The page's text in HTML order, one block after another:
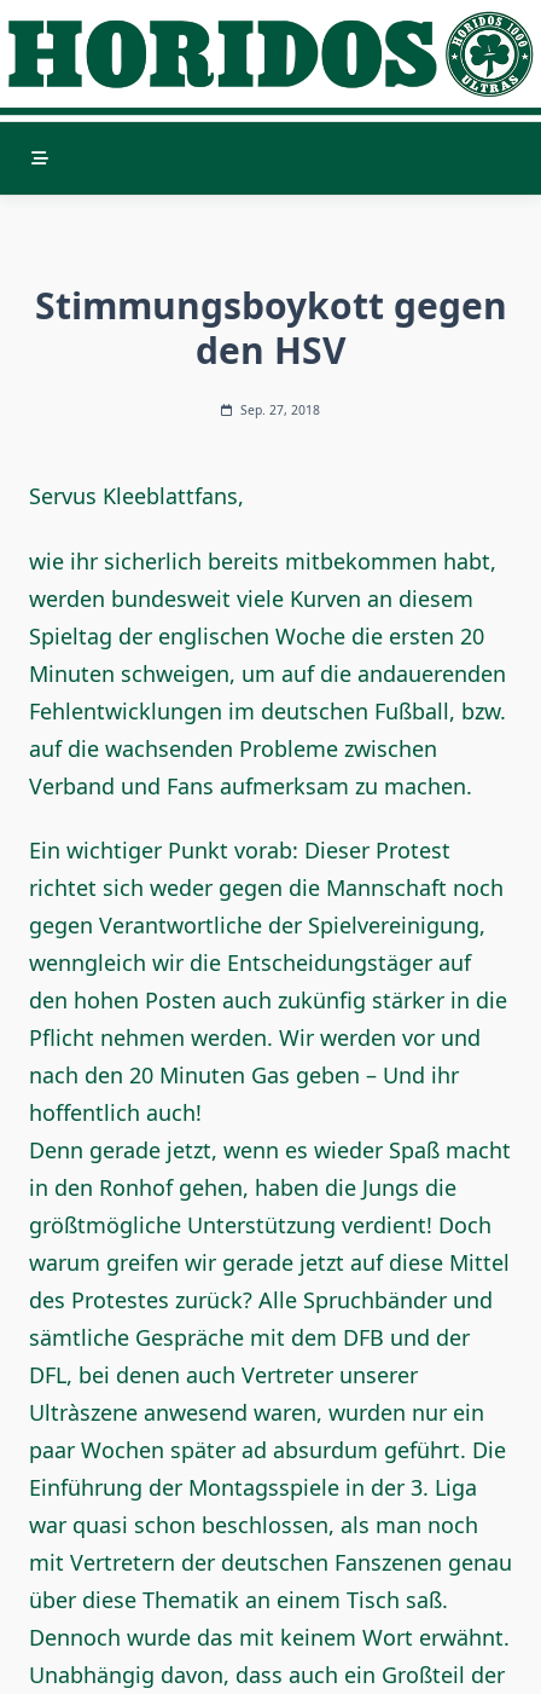
to
content
Stimmungsboykott gegen
den HSV
Sep. 27, 2018
Servus Kleeblattfans,
wie ihr sicherlich bereits mitbekommen habt,
werden bundesweit viele Kurven an diesem
Spieltag der englischen Woche die ersten 20
Minuten schweigen, um auf die andauerenden
Fehlentwicklungen im deutschen Fußball, bzw.
auf die wachsenden Probleme zwischen
Verband und Fans aufmerksam zu machen.
Ein wichtiger Punkt vorab: Dieser Protest
richtet sich weder gegen die Mannschaft noch
gegen Verantwortliche der Spielvereinigung,
wenngleich wir die Entscheidungstäger auf
den hohen Posten auch zukünfig stärker in die
Pflicht nehmen werden. Wir werden vor und
nach den 20 Minuten Gas geben – Und ihr
hoffentlich auch!
Denn gerade jetzt, wenn es wieder Spaß macht
in den Ronhof gehen, haben die Jungs die
größtmögliche Unterstützung verdient! Doch
warum greifen wir gerade jetzt auf diese Mittel
des Protestes zurück? Alle Spruchbänder und
sämtliche Gespräche mit dem DFB und der
DFL, bei denen auch Vertreter unserer
Ultràszene anwesend waren, wurden nur ein
paar Wochen später ad absurdum geführt. Die
Einführung der Montagsspiele in der 3. Liga
war quasi schon beschlossen, als man noch
mit Vertretern der deutschen Fanszenen genau
über diese Thematik an einem Tisch saß.
Dennoch wurde das mit keinem Wort erwähnt.
Unabhängig davon, dass auch ein Großteil der